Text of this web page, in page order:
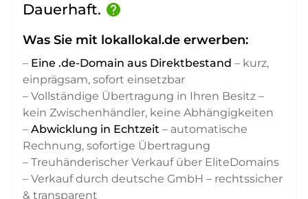
Dauerhaft. help
Was Sie mit lokallokal.de erwerben:
– Eine .de-Domain aus Direktbestand – kurz,
einprägsam, sofort einsetzbar
– Vollständige Übertragung in Ihren Besitz –
kein Zwischenhändler, keine Abhängigkeiten
– Abwicklung in Echtzeit – automatische
Rechnung, sofortige Übertragung
– Treuhänderischer Verkauf über EliteDomains
– Verkauf durch deutsche GmbH – rechtssicher
& transparent